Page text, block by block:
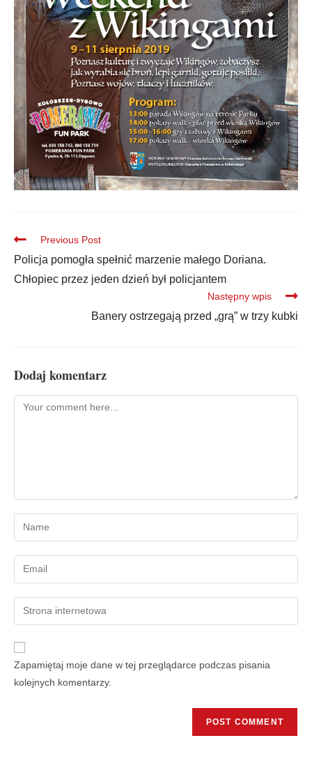
Previous Post
Policja pomogła spełnić marzenie małego Doriana.
Chłopiec przez jeden dzień był policjantem
Następny wpis
Banery ostrzegają przed „grą” w trzy kubki
Dodaj komentarz
Zapamiętaj moje dane w tej przeglądarce podczas pisania
kolejnych komentarzy.